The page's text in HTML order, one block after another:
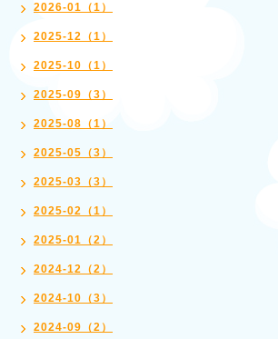
2026-01（1）
2025-12（1）
2025-10（1）
2025-09（3）
2025-08（1）
2025-05（3）
2025-03（3）
2025-02（1）
2025-01（2）
2024-12（2）
2024-10（3）
2024-09（2）